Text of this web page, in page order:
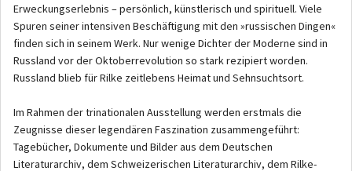
Erweckungserlebnis – persönlich, künstlerisch und spirituell. Viele
Spuren seiner intensiven Beschäftigung mit den »russischen Dingen«
finden sich in seinem Werk. Nur wenige Dichter der Moderne sind in
Russland vor der Oktoberrevolution so stark rezipiert worden.
Russland blieb für Rilke zeitlebens Heimat und Sehnsuchtsort.
Im Rahmen der trinationalen Ausstellung werden erstmals die
Zeugnisse dieser legendären Faszination zusammengeführt:
Tagebücher, Dokumente und Bilder aus dem Deutschen
Literaturarchiv, dem Schweizerischen Literaturarchiv, dem Rilke-